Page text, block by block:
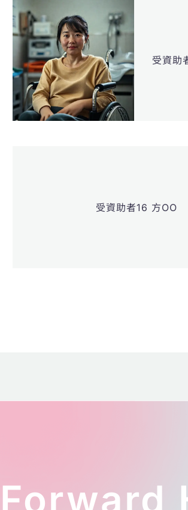
受資助
受資助者16 方OO
Forward